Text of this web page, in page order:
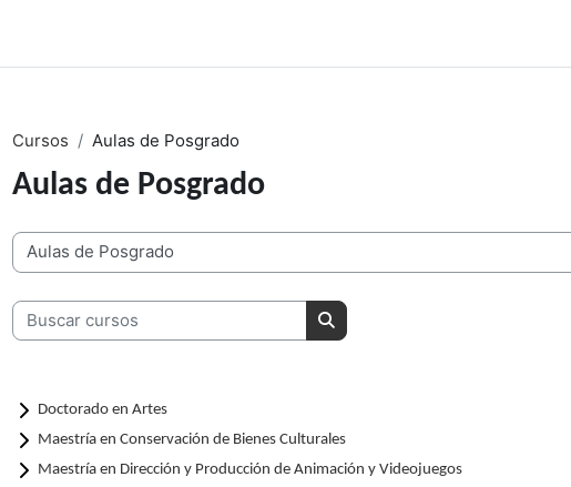
Cursos
Aulas de Posgrado
Aulas de Posgrado
Categorías del curso
Buscar cursos
Buscar cursos
Doctorado en Artes
Maestría en Conservación de Bienes Culturales
Maestría en Dirección y Producción de Animación y Videojuegos